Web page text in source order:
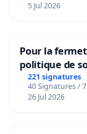
5 Jul 2026
Pour la
politique de
221 signatures
40 Signatures /
26 Jul 2026